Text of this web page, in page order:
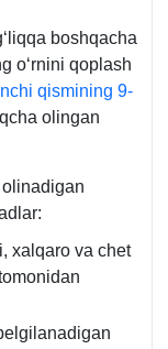
boshqacha
oʻrnini qoplash
qismining 9-
olingan
хalqaro va chet